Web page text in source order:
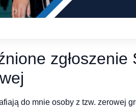
do mnie osoby z tzw. zerowej